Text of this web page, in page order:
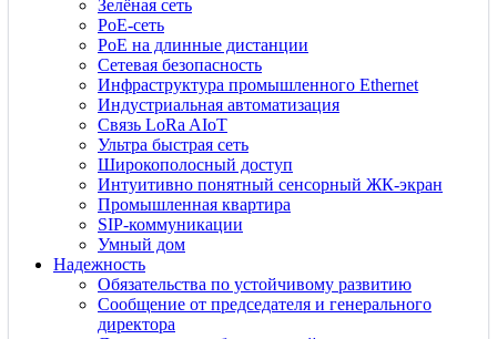
Зелёная сеть
PoE-сеть
PoE на длинные дистанции
Сетевая безопасность
Инфраструктура промышленного Ethernet
Индустриальная автоматизация
Связь LoRa AIoT
Ультра быстрая сеть
Широкополосный доступ
Интуитивно понятный сенсорный ЖК-экран
Промышленная квартира
SIP-коммуникации
Умный дом
Надежность
Обязательства по устойчивому развитию
Сообщение от председателя и генерального
директора